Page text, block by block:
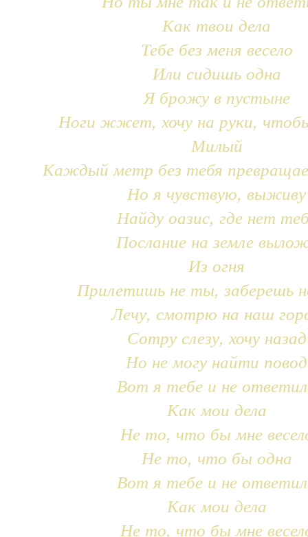
Как твои дела
Тебе без меня весело
Или сидишь одна
Я брожу в пустыне
Ноги жжет, хочу на руки,
Милый
Каждый метр без тебя
Но я чувствую, выживу
Найду оазис, где нет
Послание на земле
Из огня
Прилетишь не ты, заберешь
Лечу, смотрю на наш
Сотру слезу, хочу назад
Но не могу найти повод
Вот я тебе и не
Как мои дела
Не то, что бы мне
Не то, что бы одна
Вот я тебе и не
Как мои дела
Не то, что бы мне